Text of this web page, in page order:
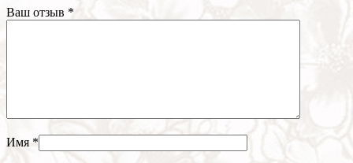
Ваш отзыв *
Имя *